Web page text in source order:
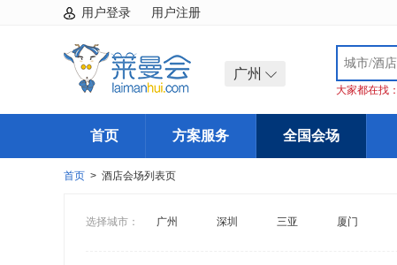
用户登录 用户注册
广州
大家都在找：
首页 方案服务 全国会场
首页 > 酒店会场列表页
选择城市： 广州 深圳 三亚 厦门